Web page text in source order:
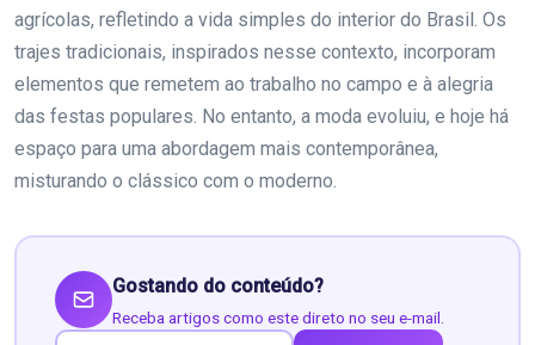
agrícolas, refletindo a vida simples do interior do Brasil. Os
trajes tradicionais, inspirados nesse contexto, incorporam
elementos que remetem ao trabalho no campo e à alegria
das festas populares. No entanto, a moda evoluiu, e hoje há
espaço para uma abordagem mais contemporânea,
misturando o clássico com o moderno.
Gostando do conteúdo?
Receba artigos como este direto no seu e-mail.